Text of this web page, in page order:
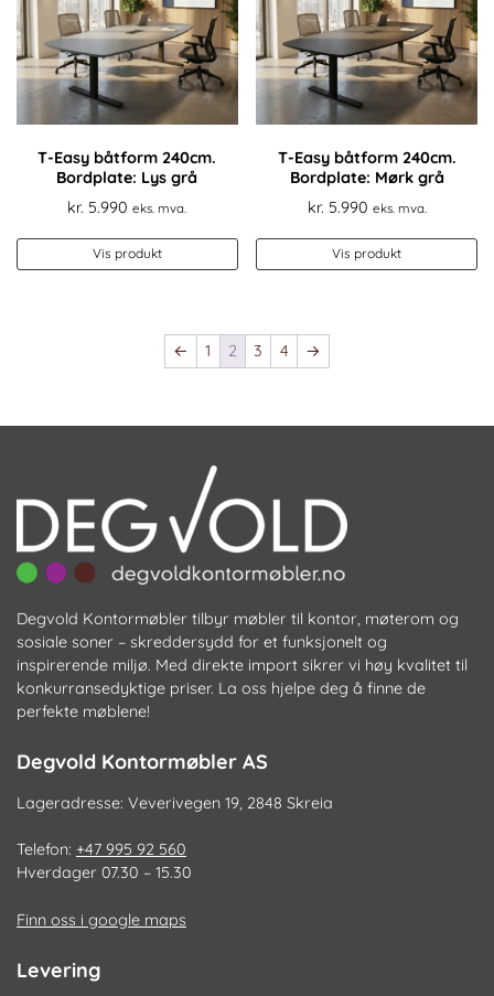
kan
velges
på
produktsiden
T-Easy båtform 240cm.
Bordplate: Lys grå
kr. 5.990 eks. mva.
Vis produkt
Dette
produktet
varianter.
Alternativene
på
T-Easy båtform 240cm.
Bordplate: Mørk grå
kr. 5.990 eks. mva.
Vis produkt
← 1 2 3 4 →
Degvold Kontormøbler tilbyr møbler til kontor, møterom og
sosiale soner – skreddersydd for et funksjonelt og
inspirerende miljø. Med direkte import sikrer vi høy kvalitet til
konkurransedyktige priser. La oss hjelpe deg å finne de
perfekte møblene!
Degvold Kontormøbler AS
Lageradresse: Veverivegen 19, 2848 Skreia
Telefon: +47 995 92 560
Hverdager 07.30 – 15.30
Finn oss i google maps
Levering